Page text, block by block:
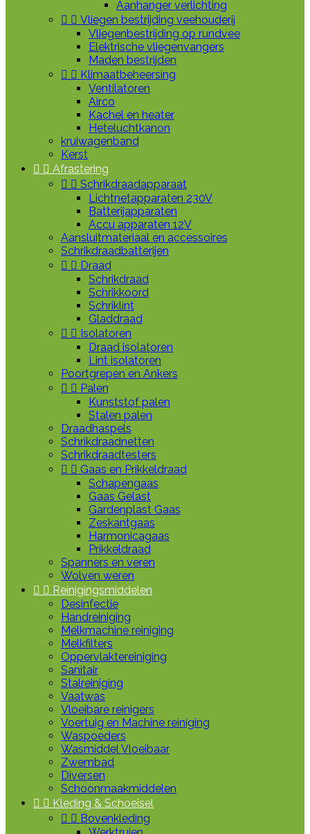
Aanhanger verlichting
  Vliegen bestrijding veehouderij
Vliegenbestrijding op rundvee
Elektrische vliegenvangers
Maden bestrijden
  Klimaatbeheersing
Ventilatoren
Airco
Kachel en heater
Heteluchtkanon
kruiwagenband
Kerst
  Afrastering
  Schrikdraadapparaat
Lichtnetapparaten 230V
Batterijapparaten
Accu apparaten 12V
Aansluitmateriaal en accessoires
Schrikdraadbatterijen
  Draad
Schrikdraad
Schrikkoord
Schriklint
Gladdraad
  Isolatoren
Draad isolatoren
Lint isolatoren
Poortgrepen en Ankers
  Palen
Kunststof palen
Stalen palen
Draadhaspels
Schrikdraadnetten
Schrikdraadtesters
  Gaas en Prikkeldraad
Schapengaas
Gaas Gelast
Gardenplast Gaas
Zeskantgaas
Harmonicagaas
Prikkeldraad
Spanners en veren
Wolven weren
  Reinigingsmiddelen
Desinfectie
Handreiniging
Melkmachine reiniging
Melkfilters
Oppervlaktereiniging
Sanitair
Stalreiniging
Vaatwas
Vloeibare reinigers
Voertuig en Machine reiniging
Waspoeders
Wasmiddel Vloeibaar
Zwembad
Diversen
Schoonmaakmiddelen
  Kleding & Schoeisel
  Bovenkleding